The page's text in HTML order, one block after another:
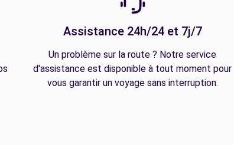
Assistance 24h/24 et 7j/7
Un problème sur la route ? Notre service
d'assistance est disponible à tout moment pour
vous garantir un voyage sans interruption.